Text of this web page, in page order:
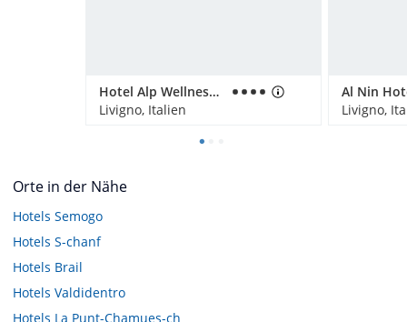
Hotel Alp Wellness Mota
Livigno, Italien
Al Nin
Livigno,
Orte in der Nähe
Hotels Semogo
Hotels S-chanf
Hotels Brail
Hotels Valdidentro
Hotels La Punt-Chamues-ch